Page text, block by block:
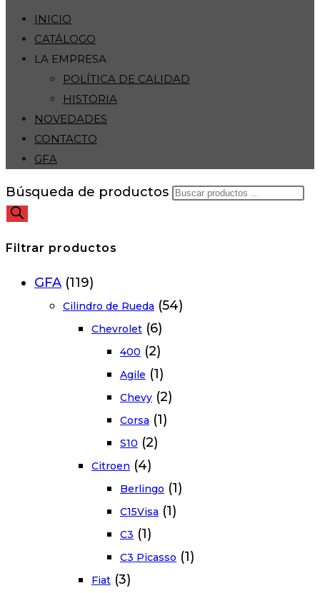
INICIO
CATÁLOGO
LA EMPRESA
POLÍTICA DE CALIDAD
HISTORIA
NOVEDADES
CONTACTO
GFA
Búsqueda de productos
Filtrar productos
GFA (119)
Cilindro de Rueda (54)
Chevrolet (6)
400 (2)
Agile (1)
Chevy (2)
Corsa (1)
S10 (2)
Citroen (4)
Berlingo (1)
C15Visa (1)
C3 (1)
C3 Picasso (1)
Fiat (3)